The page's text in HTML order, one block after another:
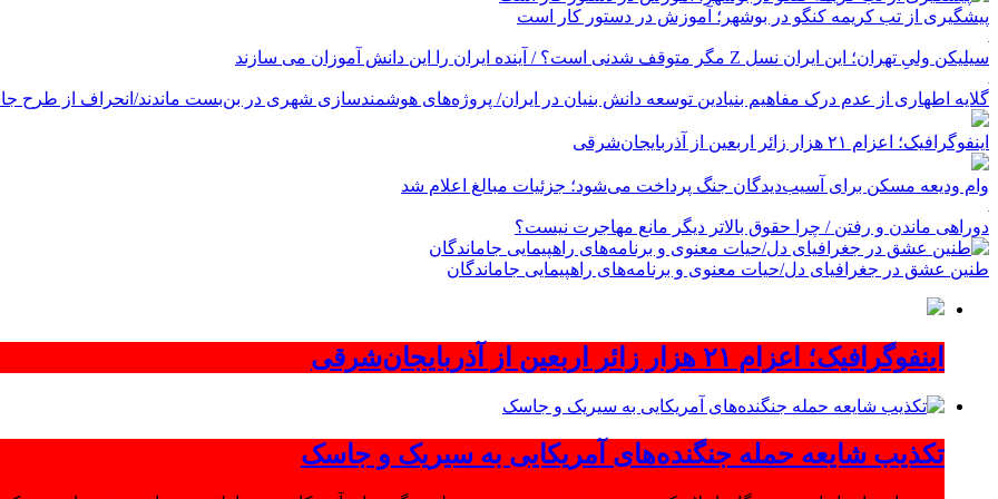
پیشگیری از تب کریمه کنگو در بوشهر؛ آموزش در دستور کار است
سیلیکن ولیِ تهران؛ این ایران نسل Z مگر متوقف شدنی است؟ / آینده ایران را این دانش آموزان می سازند
گلایه اطهاری از عدم درک مفاهیم بنیادین توسعه دانش بنیان در ایران/ پروژه‌های هوشمندسازی شهری در بن‌بست ماندند/انحراف از طرح جامع ۱۳۸۶ به کشور
اینفوگرافیک؛ اعزام ۲۱ هزار زائر اربعین از آذربایجان‌شرقی
وام ودیعه مسکن برای آسیب‌دیدگان جنگ پرداخت می‌شود؛ جزئیات مبالغ اعلام شد
دوراهی ماندن و رفتن / چرا حقوق بالاتر دیگر مانع مهاجرت نیست؟
طنین عشق در جغرافیای دل/حیات معنوی و برنامه‌های راهپیمایی جاماندگان
اینفوگرافیک؛ اعزام ۲۱ هزار زائر اربعین از آذربایجان‌شرقی
تکذیب شایعه حمله جنگنده‌های آمریکایی به سیریک و جاسک